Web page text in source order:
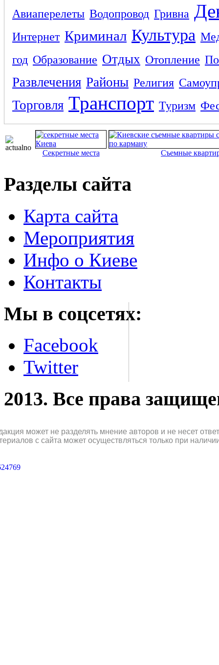
Авиаперелеты Водопровод Гривна
Интернет Криминал Культура
год Образование Отдых Отопление
Развлечения Районы Религия
Торговля Транспорт Туризм
Секретные места Съемные
Разделы сайта
Карта сайта
Мероприятия
Инфо о Киеве
Контакты
Мы в соцсетях:
Facebook
Twitter
2013. Все права
может не разделять мнение авторов и не несет
с сайта может осуществляться только при